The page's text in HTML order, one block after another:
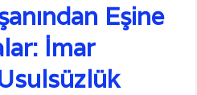
Eşine
İmar